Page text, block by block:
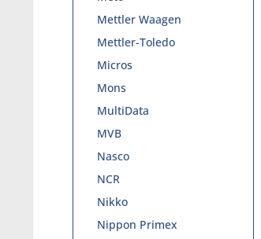
Mettler Waagen
Mettler-Toledo
Micros
Mons
MultiData
MVB
Nasco
NCR
Nikko
Nippon Primex